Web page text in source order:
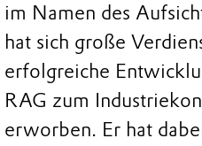
im Namen des
hat sich große
erfolgreiche
RAG zum
erworben. Er hat